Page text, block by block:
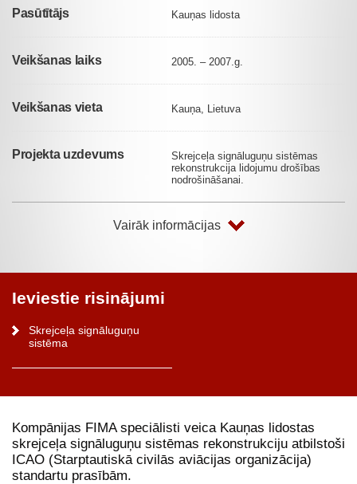
Pasūtītājs Kauņas lidosta
Veikšanas laiks 2005. – 2007.g.
Veikšanas vieta Kauņa, Lietuva
Projekta uzdevums
Skrejceļa signāluguņu sistēmas
rekonstrukcija lidojumu drošības
nodrošināšanai.
Vairāk informācijas
Ieviestie risinājumi
Skrejceļa signāluguņu
sistēma
Kompānijas FIMA speciālisti veica Kauņas lidostas
skrejceļa signāluguņu sistēmas rekonstrukciju atbilstoši
ICAO (Starptautiskā civilās aviācijas organizācija)
standartu prasībām.